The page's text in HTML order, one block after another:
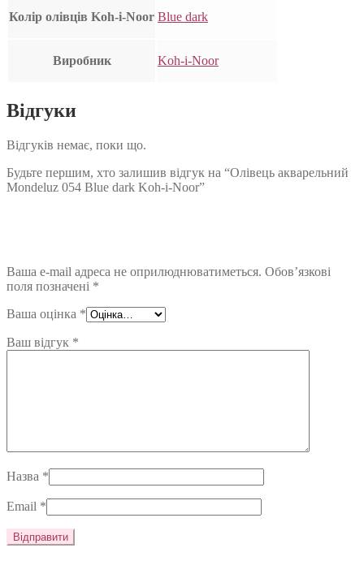
Колір олівців Koh-i-Noor Blue dark
Виробник Koh-i-Noor
Відгуки
Відгуків немає, поки що.
Будьте першим, хто залишив відгук на “Олівець акварельний
Mondeluz 054 Blue dark Koh-i-Noor”
Ваша e-mail адреса не оприлюднюватиметься. Обов’язкові
поля позначені *
Ваша оцінка *
Ваш відгук *
Назва *
Email *